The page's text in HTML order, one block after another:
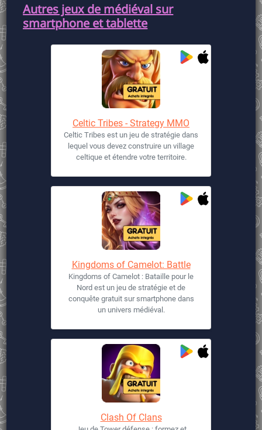
Autres jeux de médiéval sur
smartphone et tablette
Celtic Tribes - Strategy MMO
Celtic Tribes est un jeu de stratégie dans
lequel vous devez construire un village
celtique et étendre votre territoire.
Kingdoms of Camelot: Battle
Kingdoms of Camelot : Bataille pour le
Nord est un jeu de stratégie et de
conquête gratuit sur smartphone dans
un univers médiéval.
Clash Of Clans